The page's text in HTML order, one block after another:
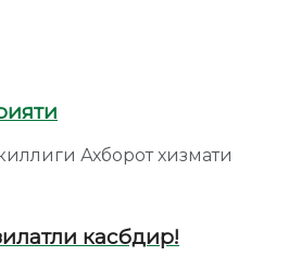
Ахборот хизмати
касбдир!